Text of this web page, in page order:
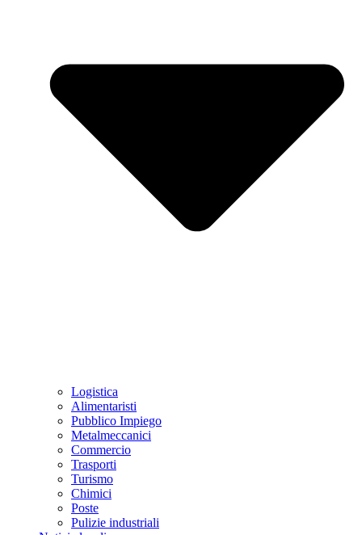
Logistica
Alimentaristi
Pubblico Impiego
Metalmeccanici
Commercio
Trasporti
Turismo
Chimici
Poste
Pulizie industriali